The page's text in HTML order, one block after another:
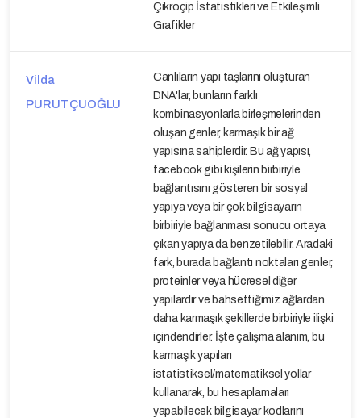
Çikroçip İstatistikleri ve Etkileşimli
Grafikler
Vilda
PURUTÇUOĞLU
Canlıların yapı taşlarını oluşturan
DNA'lar, bunların farklı
kombinasyonlarla birleşmelerinden
oluşan genler, karmaşık bir ağ
yapısına sahiplerdir. Bu ağ yapısı,
facebook gibi kişilerin birbiriyle
bağlantısını gösteren bir sosyal
yapıya veya bir çok bilgisayarın
birbiriyle bağlanması sonucu ortaya
çıkan yapıya da benzetilebilir. Aradaki
fark, burada bağlantı noktaları genler,
proteinler veya hücresel diğer
yapılardır ve bahsettiğimiz ağlardan
daha karmaşık şekillerde birbiriyle ilişki
içindendirler. İşte çalışma alanım, bu
karmaşık yapıları
istatistiksel/matematiksel yollar
kullanarak, bu hesaplamaları
yapabilecek bilgisayar kodlarını